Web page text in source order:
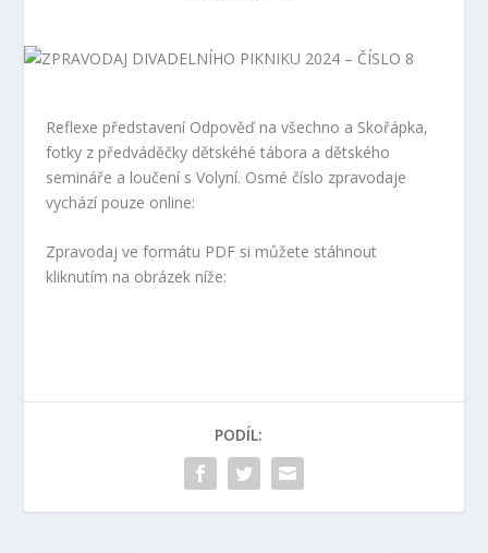
Reflexe představení Odpověď na všechno a Skořápka,
fotky z předváděčky dětskéhé tábora a dětského
semináře a loučení s Volyní. Osmé číslo zpravodaje
vychází pouze online:
Zpravodaj ve formátu PDF si můžete stáhnout
kliknutím na obrázek níže:
PODÍL: